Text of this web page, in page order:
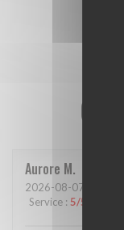
Aurore M
2026-08-07
Service : 5/5